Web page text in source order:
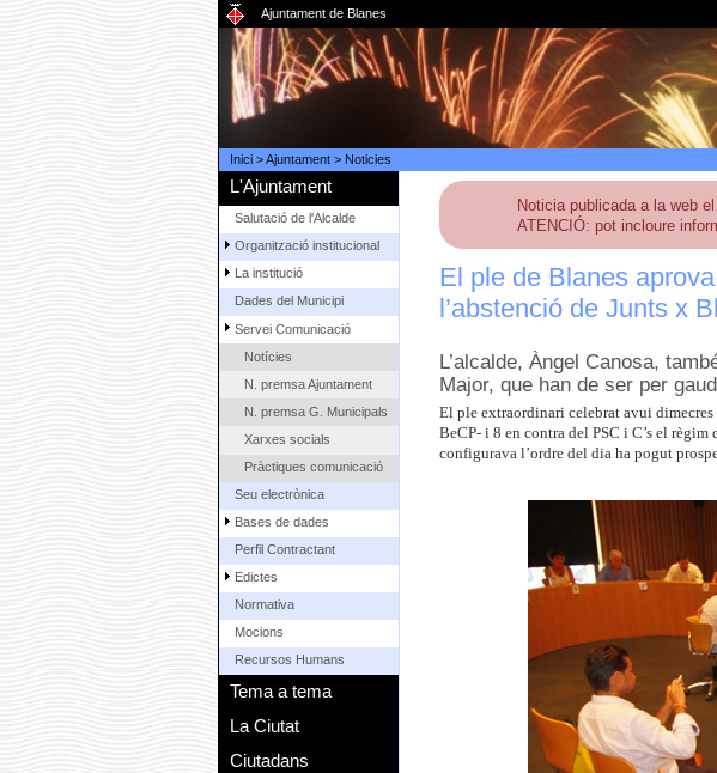
Ajuntament de Blanes
Inici>Ajuntament> Noticies
L'Ajuntament
Salutació de l'Alcalde
Organització institucional
La institució
Dades del Municipi
Servei Comunicació
Notícies
N. premsa Ajuntament
N. premsa G. Municipals
Xarxes socials
Pràctiques comunicació
Seu electrònica
Bases de dades
Perfil Contractant
Edictes
Normativa
Mocions
Recursos Humans
Tema a tema
La Ciutat
Ciutadans
Noticia publicada a la web
ATENCIÓ: pot incloure
El ple de Blanes
l’abstenció de Junts x
L’alcalde, Àngel Canosa,
Major, que han de ser per
El ple extraordinari celebrat avui
BeCP- i 8 en contra del PSC i C’s el
configurava l’ordre del dia ha pogut